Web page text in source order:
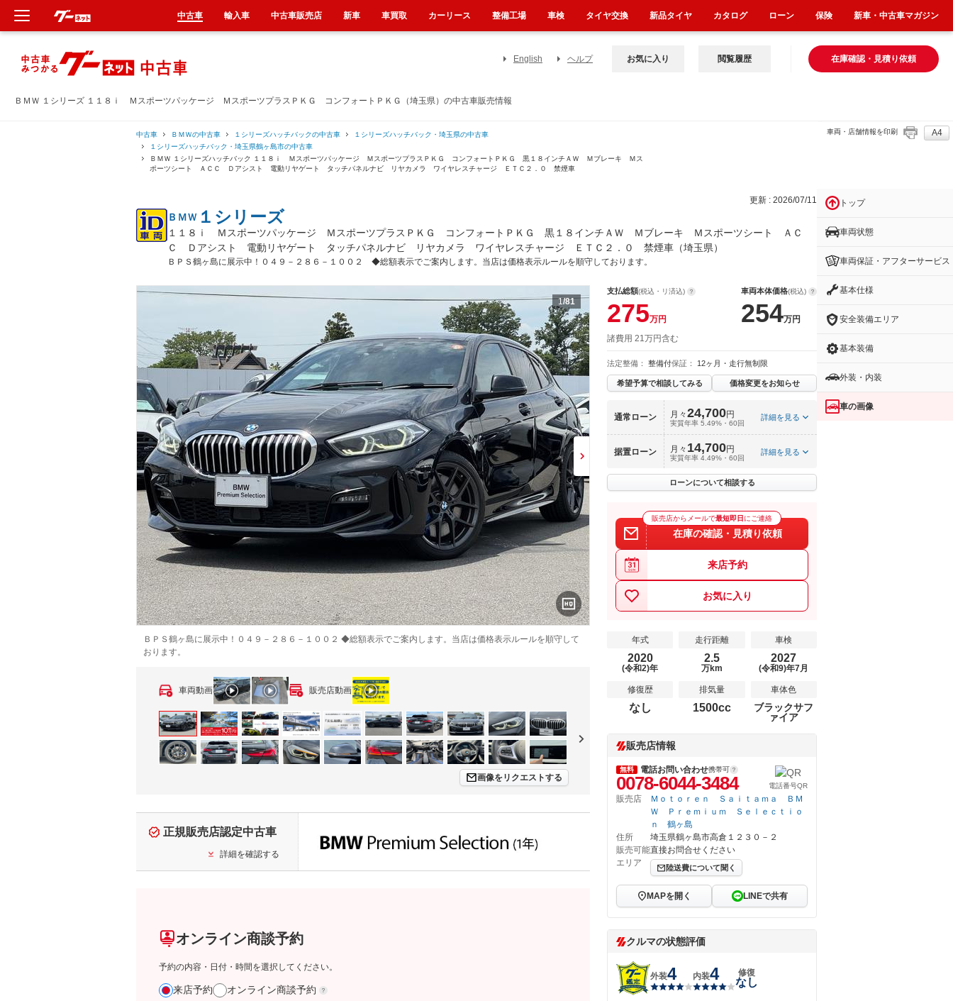
ＢＭＷ １シリーズ １１８ｉ Ｍスポーツパッケージ ＭスポーツプラスＰＫＧ コンフォートＰＫＧ（埼玉県）の中古車販売情報
English ヘルプ 在庫確認・見積り依頼
お気に入り 閲覧履歴
中古車 ＢＭＷの中古車 １シリーズハッチバックの中古車
１シリーズハッチバック・埼玉県の中古車
１シリーズハッチバック・埼玉県鶴ヶ島市の中古車
ＢＭＷ １シリーズハッチバック １１８ｉ Ｍスポーツパッケージ ＭスポーツプラスＰＫＧ コンフォートＰＫＧ 黒１８インチＡＷ Ｍブレーキ Ｍス
ポーツシート ＡＣＣ Ｄアシスト 電動リヤゲート タッチパネルナビ リヤカメラ ワイヤレスチャージ ＥＴＣ２．０ 禁煙車
車両・店舗情報を印刷 A4
更新 : 2026/07/11
ＢＭＷ １シリーズ
１１８ｉ Ｍスポーツパッケージ ＭスポーツプラスＰＫＧ コンフォートＰＫＧ 黒１８インチＡＷ Ｍブレーキ Ｍスポーツシート ＡＣ
Ｃ Ｄアシスト 電動リヤゲート タッチパネルナビ リヤカメラ ワイヤレスチャージ ＥＴＣ２．０ 禁煙車（埼玉県）
ＢＰＳ鶴ヶ島に展示中！０４９－２８６－１００２ ◆総額表示でご案内します。当店は価格表示ルールを順守しております。
1/81
ＢＰＳ鶴ヶ島に展示中！０４９－２８６－１００２ ◆総額表示でご案内します。当店は価格表示ルールを順守して
おります。
車両動画 販売店動画
画像をリクエストする
正規販売店認定中古車
詳細を確認する
オンライン商談予約
予約の内容・日付・時間を選択してください。
来店予約 オンライン商談予約
支払総額(税込・リ済込)
275万円
車両本体価格(税込)
254万円
諸費用 21万円含む
法定整備： 整備付保証： 12ヶ月・走行無制限
希望予算で相談してみる 価格変更をお知らせ
通常ローン 月々24,700円
実質年率 5.49%・60回
詳細を見る
据置ローン 月々 14,700円
実質年率 4.49%・60回
詳細を見る
ローンについて相談する
販売店からメールで最短即日 にご連絡
在庫の確認・見積り依頼
来店予約
お気に入り
年式
2020
(令和2)年
走行距離
2.5
万km
車検
2027
(令和9)年7月
修復歴
なし
排気量
1500cc
車体色
ブラックサフ
ァイア
販売店情報
無料 電話お問い合わせ携帯可
0078-6044-3484 電話番号QR
販売店
Ｍｏｔｏｒｅｎ Ｓａｉｔａｍａ ＢＭ
Ｗ Ｐｒｅｍｉｕｍ Ｓｅｌｅｃｔｉｏ
ｎ 鶴ヶ島
住所
埼玉県鶴ヶ島市高倉１２３０－２
販売可能
エリア
直接お問合せください
陸送費について聞く
MAPを開く LINEで共有
クルマの状態評価
外装4 内装4 修復
なし
トップ
車両状態
車両保証・アフターサービス
基本仕様
安全装備エリア
基本装備
外装・内装
車の画像
中古車 輸入車 中古車販売店 新車 車買取 カーリース 整備工場 車検 タイヤ交換 新品タイヤ カタログ ローン 保険 新車・中古車マガジン
新車
中古車